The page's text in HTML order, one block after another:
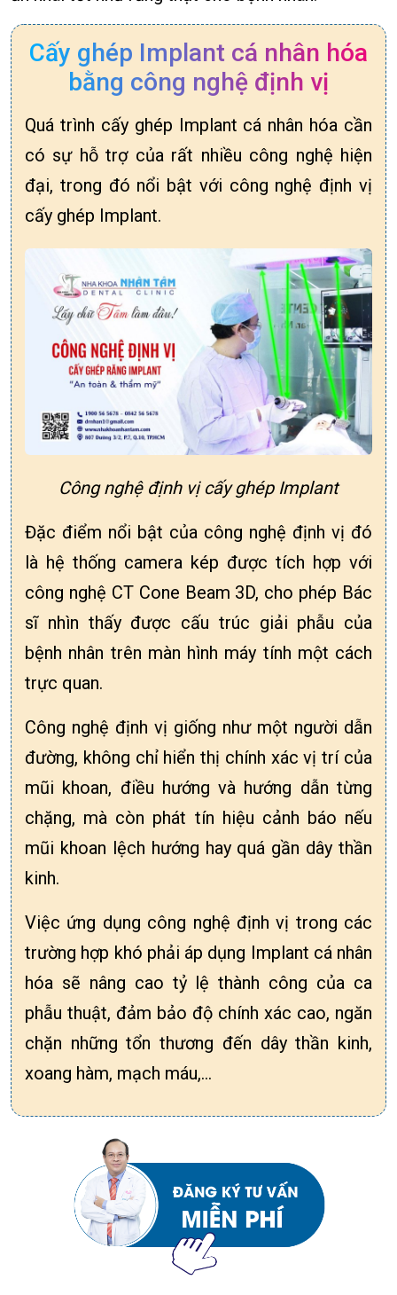
Cấy ghép Implant cá nhân hóa
bằng công nghệ định vị
Quá trình cấy ghép Implant cá nhân hóa cần
có sự hỗ trợ của rất nhiều công nghệ hiện
đại, trong đó nổi bật với công nghệ định vị
cấy ghép Implant.
Công nghệ định vị cấy ghép Implant
Đặc điểm nổi bật của công nghệ định vị đó
là hệ thống camera kép được tích hợp với
công nghệ CT Cone Beam 3D, cho phép Bác
sĩ nhìn thấy được cấu trúc giải phẫu của
bệnh nhân trên màn hình máy tính một cách
trực quan.
Công nghệ định vị giống như một người dẫn
đường, không chỉ hiển thị chính xác vị trí của
mũi khoan, điều hướng và hướng dẫn từng
chặng, mà còn phát tín hiệu cảnh báo nếu
mũi khoan lệch hướng hay quá gần dây thần
kinh.
Việc ứng dụng công nghệ định vị trong các
trường hợp khó phải áp dụng Implant cá nhân
hóa sẽ nâng cao tỷ lệ thành công của ca
phẫu thuật, đảm bảo độ chính xác cao, ngăn
chặn những tổn thương đến dây thần kinh,
xoang hàm, mạch máu,…